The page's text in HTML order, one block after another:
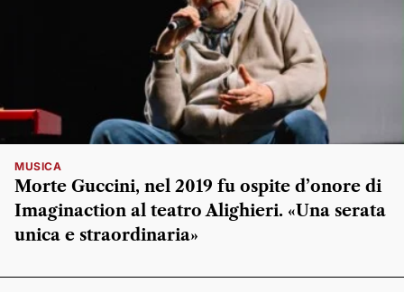
MUSICA
Morte Guccini, nel 2019 fu ospite d’onore di
Imaginaction al teatro Alighieri. «Una serata
unica e straordinaria»